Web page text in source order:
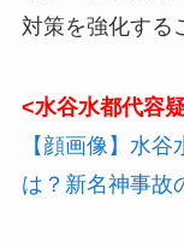
対策を強化する
<水谷水都代容
【顔画像】水
は？新名神事故